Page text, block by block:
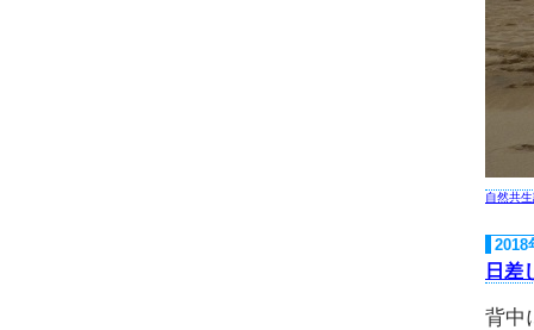
自然共
2018
日差
背中